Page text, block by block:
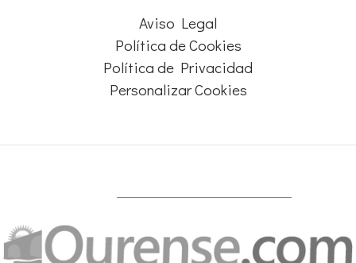
Aviso Legal
Política de Cookies
Política de Privacidad
Personalizar Cookies